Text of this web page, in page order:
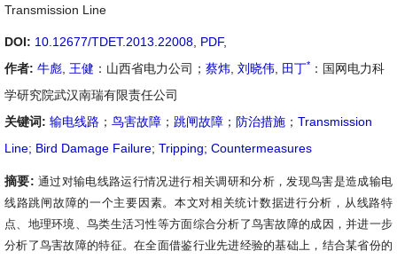
Transmission Line
DOI: 10.12677/TDET.2013.22008 PDF,
作者: 牛彪 王健 ：山西省电力公司； 蔡炜 刘晓伟 田丁* ：国网电力科
学研究院武汉南瑞有限责任公司
关键词: 输电线路 ； 鸟害故障 ； 跳闸故障 ； 防治措施 ； Transmission
Line; Bird Damage Failure; Tripping; Countermeasures
摘要:通过对输电线路运行情况进行相关调研和分析，发现鸟害是造成输电
线路跳闸故障的一个主要因素。 本文对相关统计数据进行分析，从线路特
点、地理环境、鸟类生活习性等方面综合分析了鸟害故障的成因，并进一步
分析了鸟害故障的特征。在全面借鉴行业先进经验的基础上，结合某省份的